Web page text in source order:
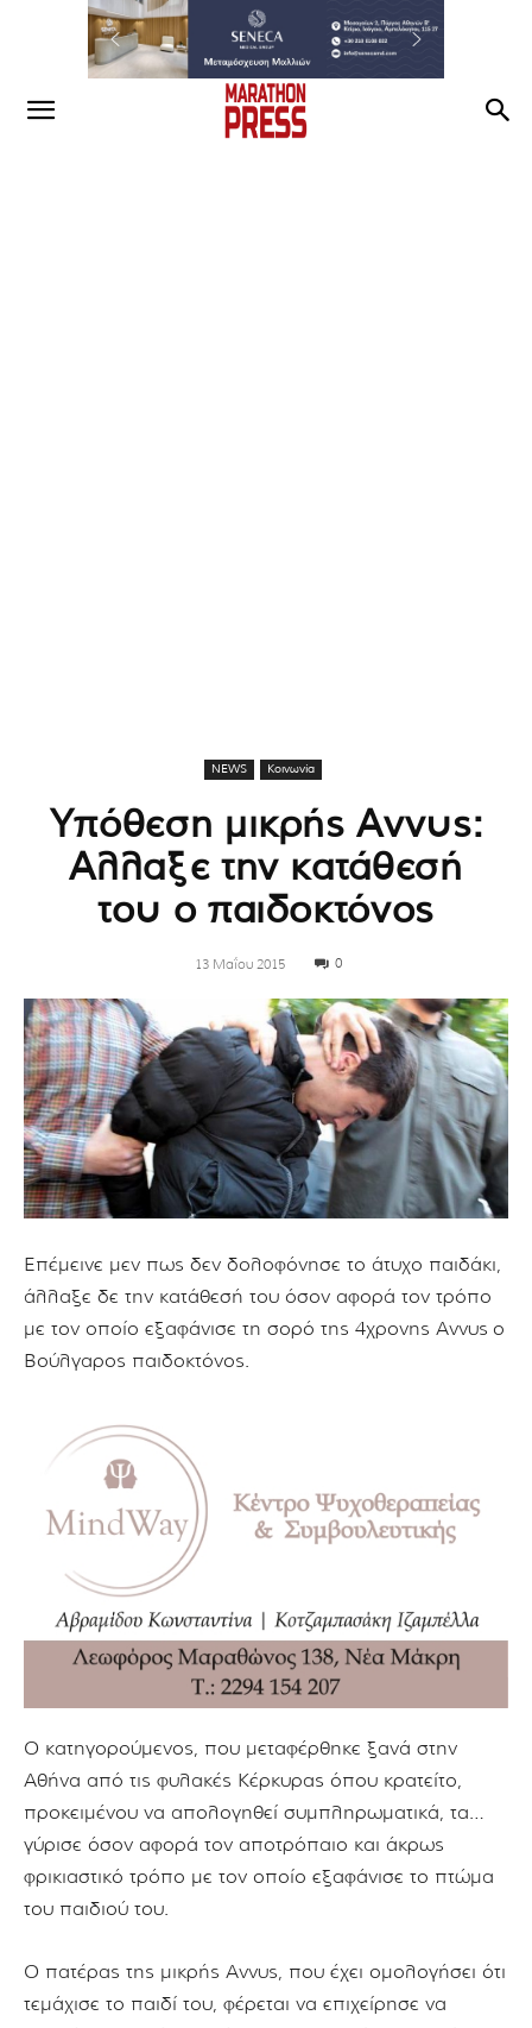
NEWS Κοινωνία
Υπόθεση μικρής Αννυς:
Αλλαξε την κατάθεσή
του ο παιδοκτόνος
13 Μαΐου 2015 0
Επέμεινε μεν πως δεν δολοφόνησε το άτυχο παιδάκι,
άλλαξε δε την κατάθεσή του όσον αφορά τον τρόπο
με τον οποίο εξαφάνισε τη σορό της 4χρονης Αννυς ο
Βούλγαρος παιδοκτόνος.
Ο κατηγορούμενος, που μεταφέρθηκε ξανά στην
Αθήνα από τις φυλακές Κέρκυρας όπου κρατείτο,
προκειμένου να απολογηθεί συμπληρωματικά, τα…
γύρισε όσον αφορά τον αποτρόπαιο και άκρως
φρικιαστικό τρόπο με τον οποίο εξαφάνισε το πτώμα
του παιδιού του.
Ο πατέρας της μικρής Αννυς, που έχει ομολογήσει ότι
τεμάχισε το παιδί του, φέρεται να επιχείρησε να